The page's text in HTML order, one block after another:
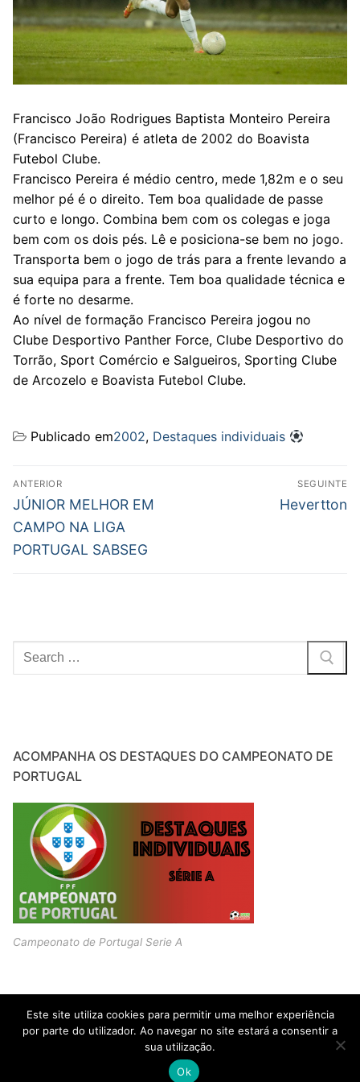
Francisco João Rodrigues Baptista Monteiro Pereira
(Francisco Pereira) é atleta de 2002 do Boavista
Futebol Clube.
Francisco Pereira é médio centro, mede 1,82m e o seu
melhor pé é o direito. Tem boa qualidade de passe
curto e longo. Combina bem com os colegas e joga
bem com os dois pés. Lê e posiciona-se bem no jogo.
Transporta bem o jogo de trás para a frente levando a
sua equipa para a frente. Tem boa qualidade técnica e
é forte no desarme.
Ao nível de formação Francisco Pereira jogou no
Clube Desportivo Panther Force, Clube Desportivo do
Torrão, Sport Comércio e Salgueiros, Sporting Clube
de Arcozelo e Boavista Futebol Clube.
Publicado em2002, Destaques individuais
Navegação
de
artigos
ANTERIOR
Previous
post:
JÚNIOR MELHOR EM
CAMPO NA LIGA
PORTUGAL SABSEG
SEGUINTE
Next
Hevertton
Pesquisar
por:
ACOMPANHA OS DESTAQUES DO CAMPEONATO DE
PORTUGAL
Campeonato de Portugal Serie A
Copyright © 2026 JOVENS PROMESSAS – Criado por
Customify
Este site utiliza cookies para permitir uma melhor experiência
por parte do utilizador. Ao navegar no site estará a consentir a
sua utilização.
Ok